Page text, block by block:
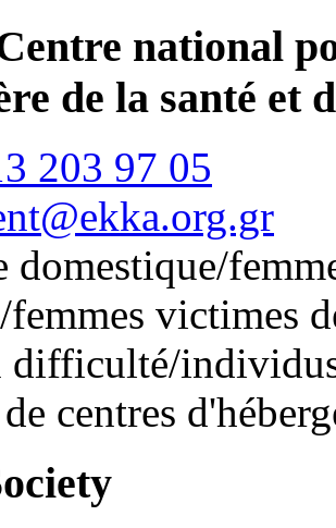
national
de la santé et
203 97 05
domestique/
victimes
difficulté/
centres